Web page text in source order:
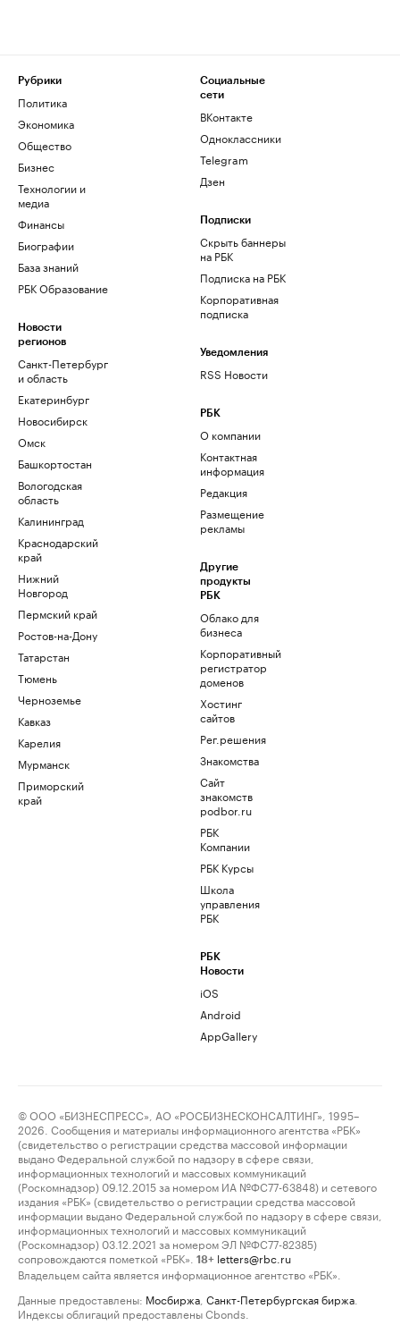
Рубрики
Политика
Экономика
Общество
Бизнес
Технологии и
медиа
Финансы
Биографии
База знаний
РБК Образование
Новости
регионов
Санкт-Петербург
и область
Екатеринбург
Новосибирск
Омск
Башкортостан
Вологодская
область
Калининград
Краснодарский
край
Нижний
Новгород
Пермский край
Ростов-на-Дону
Татарстан
Тюмень
Черноземье
Кавказ
Карелия
Мурманск
Приморский
край
Социальные
сети
ВКонтакте
Одноклассники
Telegram
Дзен
Подписки
Скрыть баннеры
на РБК
Подписка на РБК
Корпоративная
подписка
Уведомления
RSS Новости
РБК
О компании
Контактная
информация
Редакция
Размещение
рекламы
Другие
продукты
РБК
Облако для
бизнеса
Корпоративный
регистратор
доменов
Хостинг
сайтов
Рег.решения
Знакомства
Сайт
знакомств
podbor.ru
РБК
Компании
РБК Курсы
Школа
управления
РБК
РБК
Новости
iOS
Android
AppGallery
© ООО «БИЗНЕСПРЕСС», АО «РОСБИЗНЕСКОНСАЛТИНГ», 1995–
2026. Сообщения и материалы информационного агентства «РБК»
(свидетельство о регистрации средства массовой информации
выдано Федеральной службой по надзору в сфере связи,
информационных технологий и массовых коммуникаций
(Роскомнадзор) 09.12.2015 за номером ИА №ФС77-63848) и сетевого
издания «РБК» (свидетельство о регистрации средства массовой
информации выдано Федеральной службой по надзору в сфере связи,
информационных технологий и массовых коммуникаций
(Роскомнадзор) 03.12.2021 за номером ЭЛ №ФС77-82385)
сопровождаются пометкой «РБК».
18+ letters@rbc.ru
Владельцем сайта является информационное агентство «РБК».
Данные предоставлены: Мосбиржа Санкт-Петербургская биржа
Индексы облигаций предоставлены Cbonds.